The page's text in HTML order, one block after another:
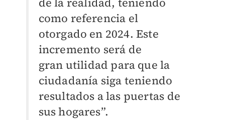
como referencia el
otorgado en 2024. Este
incremento será de
gran utilidad para que la
ciudadanía siga teniendo
resultados a las puertas de
sus hogares”.